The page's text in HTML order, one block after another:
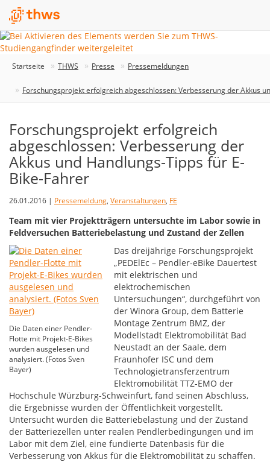
Startseite THWS Presse Pressemeldungen
Forschungsprojekt erfolgreich abgeschlossen: Verbesserung der Akkus
Forschungsprojekt erfolgreich
abgeschlossen: Verbesserung der
Akkus und Handlungs-Tipps für E-
Bike-Fahrer
26.01.2016 | Pressemeldung, Veranstaltungen, FE
Team mit vier Projektträgern untersuchte im Labor sowie in
Feldversuchen Batteriebelastung und Zustand der Zellen
Die Daten einer Pendler-
Flotte mit Projekt-E-Bikes
wurden ausgelesen und
analysiert. (Fotos Sven
Bayer)
Das dreijährige Forschungsprojekt
„PEDElEc – Pendler-eBike Dauertest
mit elektrischen und
elektrochemischen
Untersuchungen“, durchgeführt von
der Winora Group, dem Batterie
Montage Zentrum BMZ, der
Modellstadt Elektromobilität Bad
Neustadt an der Saale, dem
Fraunhofer ISC und dem
Technologietransferzentrum
Elektromobilität TTZ-EMO der
Hochschule Würzburg-Schweinfurt, fand seinen Abschluss,
die Ergebnisse wurden der Öffentlichkeit vorgestellt.
Untersucht wurden die Batteriebelastung und der Zustand
der Batteriezellen unter realen Pendlerbedingungen und im
Labor mit dem Ziel, eine fundierte Datenbasis für die
Verbesserung von Akkus für die Elektromobilität zu schaffen.